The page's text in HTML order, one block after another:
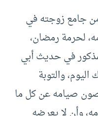
جامع زوجته في
لحرمة رمضان،
في حديث أبي
والتوبة
صيامه عن كل ما